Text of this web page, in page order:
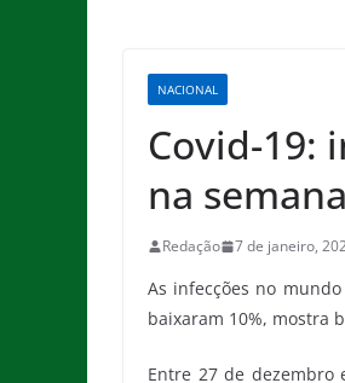
NACIONAL
Covid-19:
na
Redação 7 de janeiro,
As infecções no
baixaram 10%, mostra
Entre 27 de dezembro